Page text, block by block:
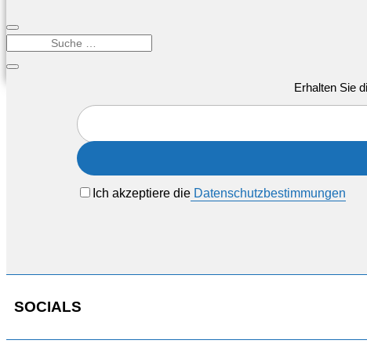
Erhalten Sie
Ich akzeptiere die Datenschutzbestimmungen
SOCIALS